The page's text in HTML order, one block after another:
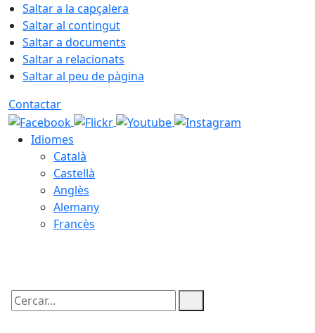
Saltar a la capçalera
Saltar al contingut
Saltar a documents
Saltar a relacionats
Saltar al peu de pàgina
Contactar
Idiomes
Català
Castellà
Anglès
Alemany
Francès
Cercar: